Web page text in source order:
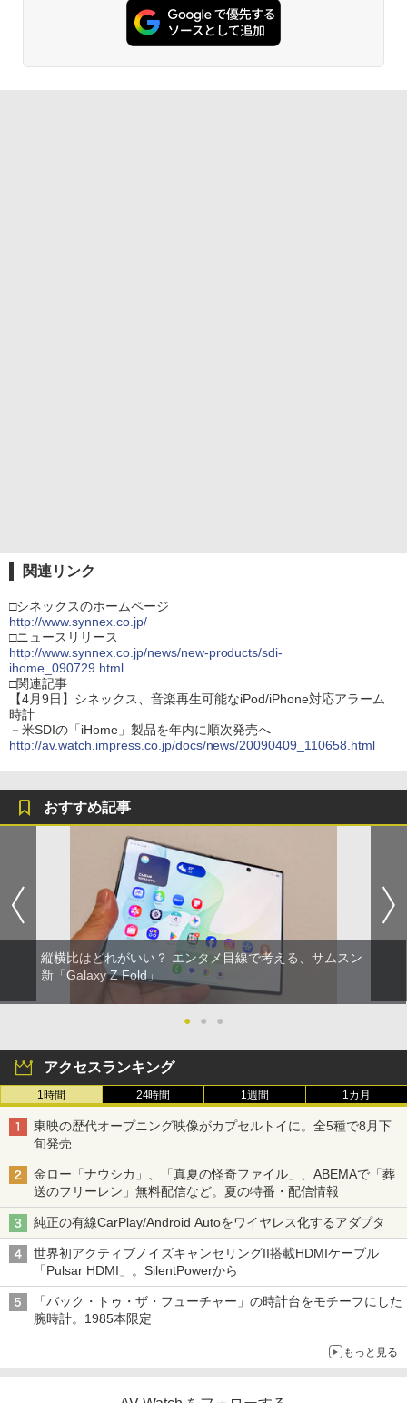
関連リンク
□シネックスのホームページ
http://www.synnex.co.jp/
□ニュースリリース
http://www.synnex.co.jp/news/new-products/sdi-
ihome_090729.html
□関連記事
【4月9日】シネックス、音楽再生可能なiPod/iPhone対応アラーム
時計
－米SDIの「iHome」製品を年内に順次発売へ
http://av.watch.impress.co.jp/docs/news/20090409_110658.html
おすすめ記事
縦横比はどれがいい？ エンタメ目線で考える、サムスン
新「Galaxy Z Fold」
● ● ●
アクセスランキング
1時間 24時間 1週間 1カ月
東映の歴代オープニング映像がカプセルトイに。全5種で8月下
旬発売
金ロー「ナウシカ」、「真夏の怪奇ファイル」、ABEMAで「葬
送のフリーレン」無料配信など。夏の特番・配信情報
純正の有線CarPlay/Android Autoをワイヤレス化するアダプタ
世界初アクティブノイズキャンセリングII搭載HDMIケーブル
「Pulsar HDMI」。SilentPowerから
「バック・トゥ・ザ・フューチャー」の時計台をモチーフにした
腕時計。1985本限定
もっと見る